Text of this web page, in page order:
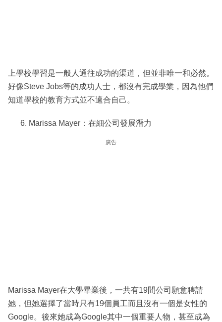
上學校學習是一般人通往成功的渠道，但並非唯一和必然。
好像Steve Jobs等的成功人士，都沒有完成學業，因為他們
知道學校的教育方式並不適合自己。
Marissa Mayer：在細公司發展潛力
廣告
Marissa Mayer在大學畢業後，一共有19間公司願意聘請
她，但她選擇了當時只有19個員工而且沒有一個是女性的
Google。後來她成為Google其中一個重要人物，甚至成為